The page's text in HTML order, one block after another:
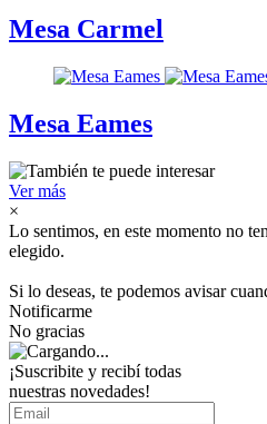
Mesa Carmel
Mesa Eames
Ver más
×
Lo sentimos, en este momento no
elegido.
Si lo deseas, te podemos avisar
Notificarme
No gracias
¡Suscribite y recibí todas
nuestras novedades!